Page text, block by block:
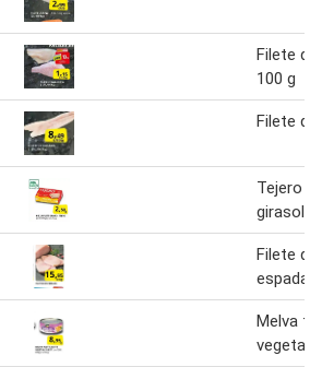
Filete
100 g
Filete
Tejero -
girasol
Filete de
espada
Melva
vegetal